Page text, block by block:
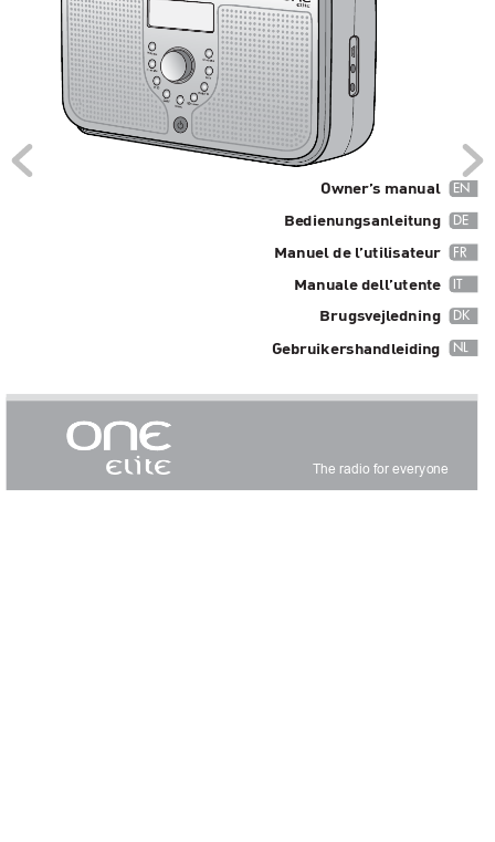
Owner’s manual
DE
Bedienungsanleitung
Manuale dell’utente
Manuel de l’utilisateur
Brugsvejledning
Gebruikershandleiding
DK
NL
FR
EN
The radio for everyone